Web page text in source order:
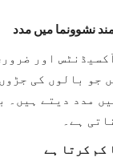
اور
جو بالوں کی
مدد دیتے ہیں۔
ہے۔